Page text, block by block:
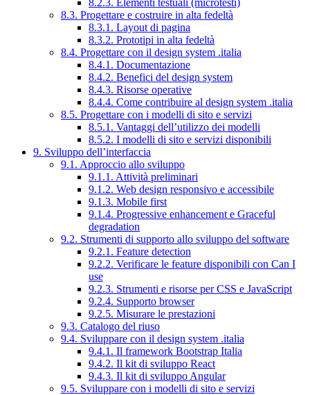
8.3. Progettare e costruire in alta fedeltà
8.3.1. Layout di pagina
8.3.2. Prototipi in alta fedeltà
8.4. Progettare con il design system .italia
8.4.1. Documentazione
8.4.2. Benefici del design system
8.4.3. Risorse operative
8.4.4. Come contribuire al design system .italia
8.5. Progettare con i modelli di sito e servizi
8.5.1. Vantaggi dell’utilizzo dei modelli
8.5.2. I modelli di sito e servizi disponibili
9. Sviluppo dell’interfaccia
9.1. Approccio allo sviluppo
9.1.1. Attività preliminari
9.1.2. Web design responsivo e accessibile
9.1.3. Mobile first
9.1.4. Progressive enhancement e Graceful
degradation
9.2. Strumenti di supporto allo sviluppo del software
9.2.1. Feature detection
9.2.2. Verificare le feature disponibili con Can I
use
9.2.3. Strumenti e risorse per CSS e JavaScript
9.2.4. Supporto browser
9.2.5. Misurare le prestazioni
9.3. Catalogo del riuso
9.4. Sviluppare con il design system .italia
9.4.1. Il framework Bootstrap Italia
9.4.2. Il kit di sviluppo React
9.4.3. Il kit di sviluppo Angular
9.5. Sviluppare con i modelli di sito e servizi